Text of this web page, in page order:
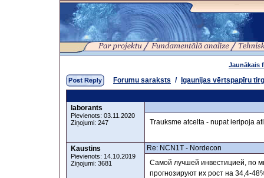
Jaunākais
Forumu saraksts / Igaunijas vērtspapīru
laborants
Pievienots: 03.11.2020
Ziņojumi: 247
Trauksme atcelta - nupat ieripoja
Kaustins
Pievienots: 14.10.2019
Ziņojumi: 3681
Re: NCN1T - Nordecon
Самой лучшей инвестицией, по
прогнозируют их рост на 34,4-